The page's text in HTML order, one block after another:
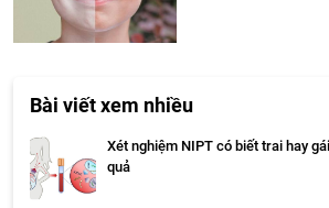
Bài viết xem nhiều
Xét nghiệm NIPT có biết trai hay
quả